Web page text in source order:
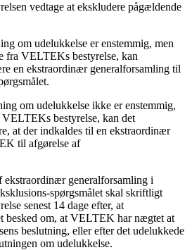
vedtage at ekskludere pågældende
om udelukkelse er enstemmig, men
fra VELTEKs bestyrelse, kan
en ekstraordinær generalforsamling til
om udelukkelse ikke er enstemmig,
bestyrelse, kan det
at der indkaldes til en ekstraordinær
til afgørelse af
generalforsamling i
spørgsmålet skal skriftligt
senest 14 dage efter, at
besked om, at VELTEK har nægtet at
beslutning, eller efter det udelukkede
om udelukkelse.